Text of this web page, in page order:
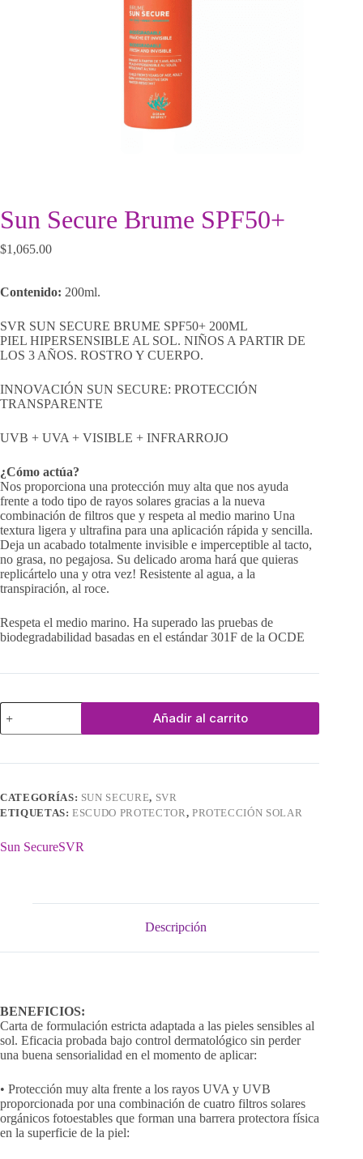
Sun Secure Brume SPF50+
$1,065.00
Contenido: 200ml.
SVR SUN SECURE BRUME SPF50+ 200ML
PIEL HIPERSENSIBLE AL SOL. NIÑOS A PARTIR DE
LOS 3 AÑOS. ROSTRO Y CUERPO.
INNOVACIÓN SUN SECURE: PROTECCIÓN
TRANSPARENTE
UVB + UVA + VISIBLE + INFRARROJO
¿Cómo actúa?
Nos proporciona una protección muy alta que nos ayuda
frente a todo tipo de rayos solares gracias a la nueva
combinación de filtros que y respeta al medio marino Una
textura ligera y ultrafina para una aplicación rápida y sencilla.
Deja un acabado totalmente invisible e imperceptible al tacto,
no grasa, no pegajosa. Su delicado aroma hará que quieras
replicártelo una y otra vez! Resistente al agua, a la
transpiración, al roce.
Respeta el medio marino. Ha superado las pruebas de
biodegradabilidad basadas en el estándar 301F de la OCDE
Sun
Secure
Brume
cantidad
Añadir al carrito
CATEGORÍAS: SUN SECURE, SVR
ETIQUETAS:ESCUDO PROTECTOR , PROTECCIÓN SOLAR
Sun SecureSVR
Descripción
BENEFICIOS:
Carta de formulación estricta adaptada a las pieles sensibles al
sol. Eficacia probada bajo control dermatológico sin perder
una buena sensorialidad en el momento de aplicar:
• Protección muy alta frente a los rayos UVA y UVB
proporcionada por una combinación de cuatro filtros solares
orgánicos fotoestables que forman una barrera protectora física
en la superficie de la piel: